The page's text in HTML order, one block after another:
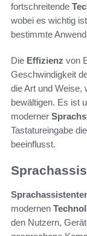
fortschreitende
wobei es wichtig
bestimmte
Die Effizienz von
Geschwindigkeit
die Art und Weise,
bewältigen. Es ist
moderner
Tastatureingabe die
beeinflusst.
modernen
den Nutzern,